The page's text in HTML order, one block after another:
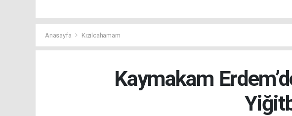
Anasayfa Kızılcahamam
Kaymakam